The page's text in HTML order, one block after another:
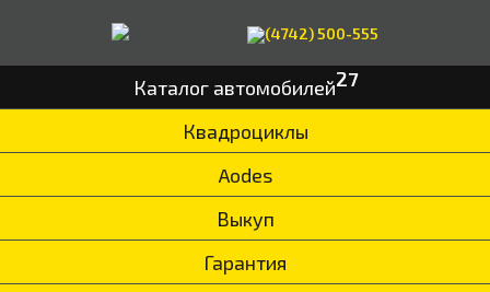
(4742) 500-555
Каталог автомобилей27
Квадроциклы
Aodes
Выкуп
Гарантия